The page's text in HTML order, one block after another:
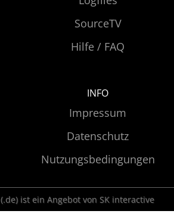
SourceTV
Hilfe / FAQ
INFO
Impressum
Datenschutz
Nutzungsbedingungen
(.de) ist ein Angebot von SK interactive